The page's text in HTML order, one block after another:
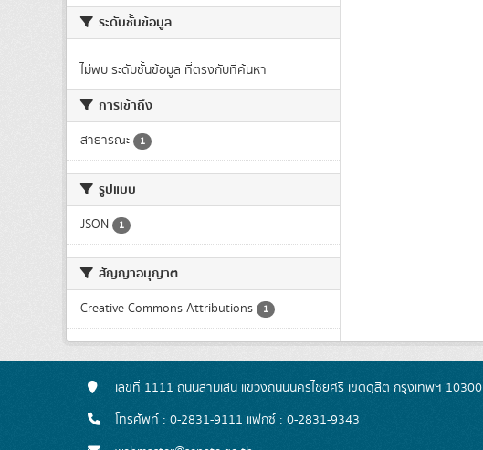
ระดับชั้นข้อมูล
ไม่พบ ระดับชั้นข้อมูล ที่ตรงกับที่ค้นหา
การเข้าถึง
สาธารณะ 1
รูปแบบ
JSON 1
สัญญาอนุญาต
Creative Commons Attributions 1
เลขที่ 1111 ถนนสามเสน แขวงถนนนครไชยศรี เขตดุสิต กรุงเทพฯ 10300
โทรศัพท์ : 0-2831-9111 แฟกซ์ : 0-2831-9343